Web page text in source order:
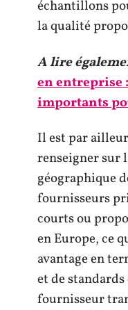
échantillons
la qualité
A lire
en entreprise
importants
Il est par
renseigner sur
géographique
fournisseurs
courts ou
en Europe, ce
avantage en
et de
fournisseur